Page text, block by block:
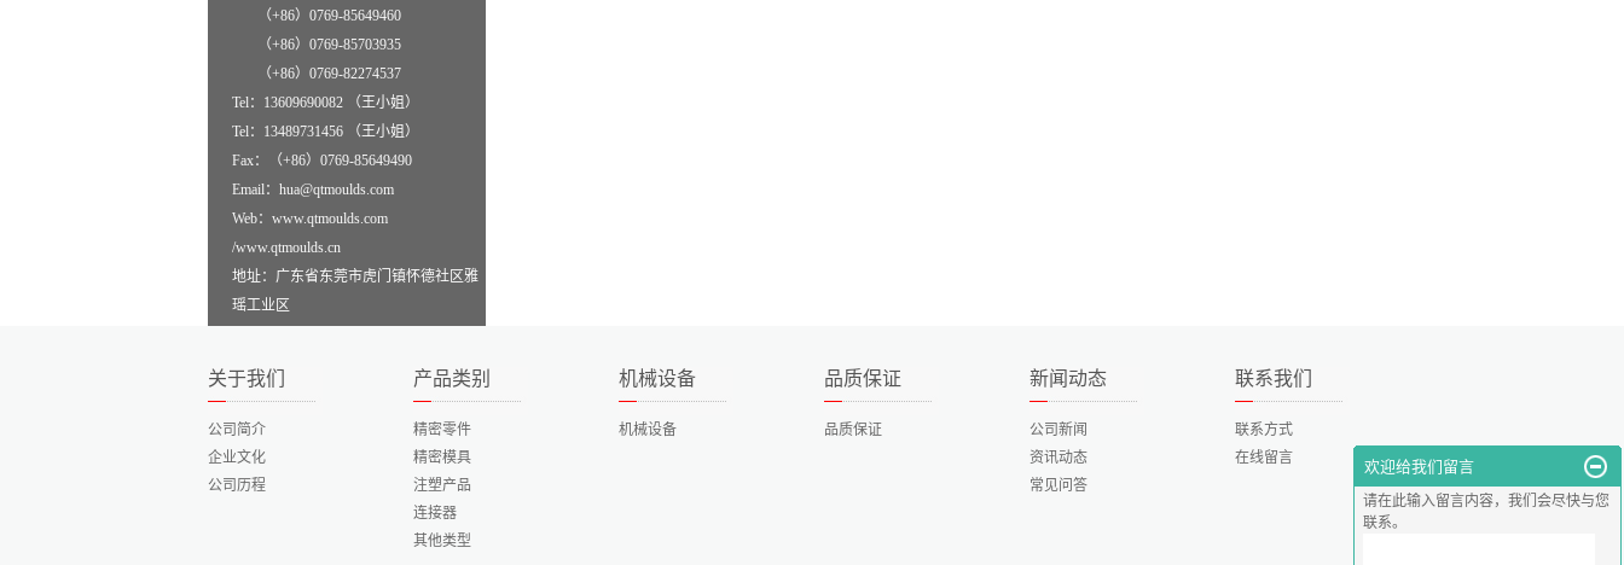
（+86）0769-85649460
（+86）0769-85703935
（+86）0769-82274537
Tel：13609690082 （王小姐）
Tel：13489731456 （王小姐）
Fax：（+86）0769-85649490
Email：hua@qtmoulds.com
Web：www.qtmoulds.com
/www.qtmoulds.cn
地址：广东省东莞市虎门镇怀德社区雅
瑶工业区
关于我们
公司简介
企业文化
公司历程
产品类别
精密零件
精密模具
注塑产品
连接器
其他类型
机械设备
机械设备
品质保证
品质保证
新闻动态
公司新闻
资讯动态
常见问答
联系我们
联系方式
在线留言
欢迎给我们留言
请在此输入留言内容，我们会尽快与您
联系。